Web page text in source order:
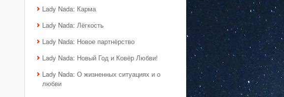
Lady Nada: Карма
Lady Nada: Лёгкость
Lady Nada: Новое партнёрство
Lady Nada: Новый Год и Ковёр Любви!
Lady Nada: О жизненных ситуациях и о
любви